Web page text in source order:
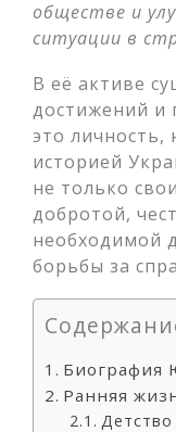
обществе и
ситуации в
В её активе
достижений и
это личность,
историей
не только
добротой,
необходимой
борьбы за
Биография
Ранняя